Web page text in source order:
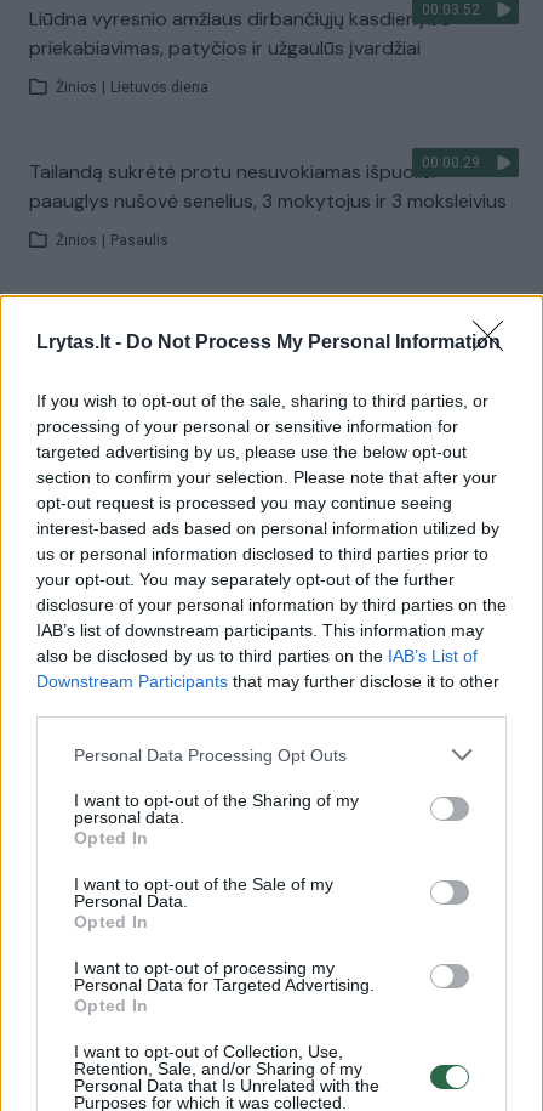
Lrytas.lt - Do Not Process My Personal Information
If you wish to opt-out of the sale, sharing to third parties, or
processing of your personal or sensitive information for
targeted advertising by us, please use the below opt-out
section to confirm your selection. Please note that after your
opt-out request is processed you may continue seeing
interest-based ads based on personal information utilized by
us or personal information disclosed to third parties prior to
your opt-out. You may separately opt-out of the further
disclosure of your personal information by third parties on the
IAB’s list of downstream participants. This information may
also be disclosed by us to third parties on the IAB’s List of
Downstream Participants that may further disclose it to other
Personal Data Processing Opt Outs
I want to opt-out of the Sharing of my
personal data.
Opted In
I want to opt-out of the Sale of my
Personal Data.
Opted In
I want to opt-out of processing my
Personal Data for Targeted Advertising.
Opted In
I want to opt-out of Collection, Use,
Retention, Sale, and/or Sharing of my
Personal Data that Is Unrelated with the
Purposes for which it was collected.
00:03:52
Liūdna vyresnio amžiaus dirbančiųjų kasdienybė –
priekabiavimas, patyčios ir užgaulūs įvardžiai
Žinios Lietuvos diena
00:00:29
Tailandą sukrėtė protu nesuvokiamas išpuolis:
paauglys nušovė senelius, 3 mokytojus ir 3 moksleivius
Žinios Pasaulis
apgynė čempionų vardą
Lietuvos diena
Visi įrašai
Žiūrimiausi įrašai
Vaizdai iš tragiškos avarijos Vilniaus r.: dviejų moterų ir
Žinios Lietuvos diena
00:00:57
Savaitės vidurys nusimato karštas: temperatūra kils iki
Žinios | Orai
00:00:59
Nufilmavo, kaip patvino Vilniaus Vakarinis aplinkkelis:
vaizdas pribloškia
Žinios | Lietuvos diena